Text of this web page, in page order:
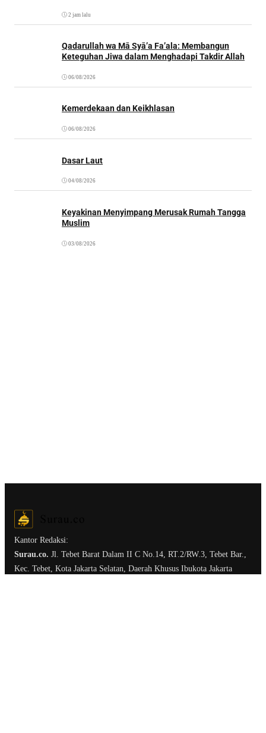
2 jam lalu
Qadarullah wa Mā Syā’a Fa’ala: Membangun
Keteguhan Jiwa dalam Menghadapi Takdir Allah
06/08/2026
Kemerdekaan dan Keikhlasan
06/08/2026
Dasar Laut
04/08/2026
Keyakinan Menyimpang Merusak Rumah Tangga
Muslim
03/08/2026
Kantor Redaksi:
Surau.co. Jl. Tebet Barat Dalam II C No.14, RT.2/RW.3, Tebet Bar.,
Kec. Tebet, Kota Jakarta Selatan, Daerah Khusus Ibukota Jakarta